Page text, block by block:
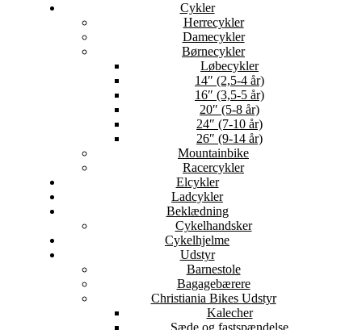
Cykler
Herrecykler
Damecykler
Børnecykler
Løbecykler
14″ (2,5-4 år)
16″ (3,5-5 år)
20″ (5-8 år)
24″ (7-10 år)
26″ (9-14 år)
Mountainbike
Racercykler
Elcykler
Ladcykler
Beklædning
Cykelhandsker
Cykelhjelme
Udstyr
Barnestole
Bagagebærere
Christiania Bikes Udstyr
Kalecher
Sæde og fastspændelse